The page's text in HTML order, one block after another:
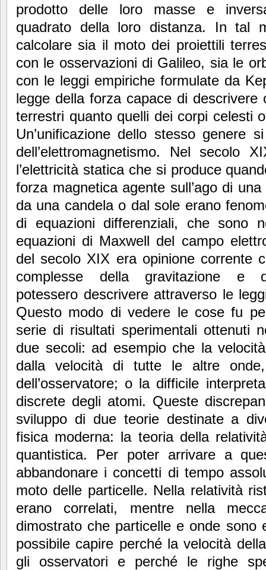
prodotto delle loro masse e
quadrato della loro distanza. In tal
calcolare sia il moto dei proiettili
con le osservazioni di Galileo, sia le
con le leggi empiriche formulate da
legge della forza capace di
terrestri quanto quelli dei corpi celesti
Un’unificazione dello stesso genere
dell’elettromagnetismo. Nel secolo
l’elettricità statica che si produce
forza magnetica agente sull’ago di
da una candela o dal sole erano
di equazioni differenziali, che sono
equazioni di Maxwell del campo
del secolo XIX era opinione corrente
complesse della gravitazione e
potessero descrivere attraverso le
Questo modo di vedere le cose fu
serie di risultati sperimentali ottenuti
due secoli: ad esempio che la
dalla velocità di tutte le altre
dell’osservatore; o la difficile
discrete degli atomi. Queste
sviluppo di due teorie destinate a
fisica moderna: la teoria della
quantistica. Per poter arrivare a
abbandonare i concetti di tempo
moto delle particelle. Nella relatività
erano correlati, mentre nella
dimostrato che particelle e onde sono
possibile capire perché la velocità
gli osservatori e perché le righe